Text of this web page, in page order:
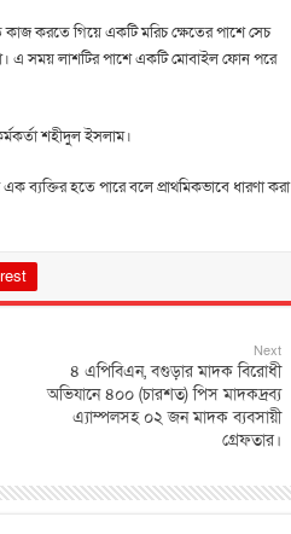
করতে গিয়ে একটি মরিচ ক্ষেতের পাশে সেচ
এ সময়‌ লাশটির পাশে একটি মোবাইল ফোন পরে
শহীদুল ইসলাম।
ব্যক্তির হতে পারে বলে প্রাথমিকভাবে ধারণা করা
Next
৪ এপিবিএন, বগুড়ার মাদক বিরোধী
অভিযানে ৪০০ (চারশত) পিস মাদকদ্রব্য
এ্যাম্পলসহ ০২ জন মাদক ব্যবসায়ী
গ্রেফতার।